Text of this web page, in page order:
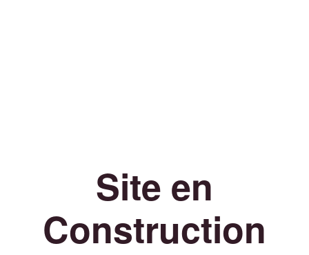
Site en
Construction